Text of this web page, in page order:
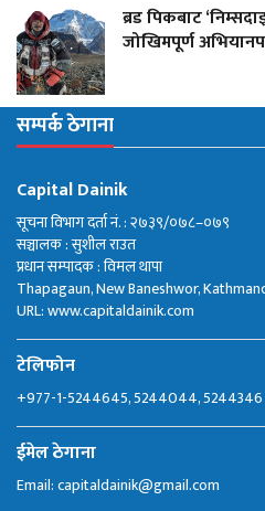
ब्रड पिकबाट
जोखिमपूर्ण
सम्पर्क ठेगाना
Capital Dainik
सूचना विभाग दर्ता नं. : २७३९/०७८–०७९
सञ्चालक : सुशील राउत
प्रधान सम्पादक : विमल थापा
Thapagaun, New Baneshwor,
URL: www.capitaldainik.com
टेलिफोन
+977-1-5244645, 5244044, 5244346
ईमेल ठेगाना
Email:capitaldainik@gmail.com